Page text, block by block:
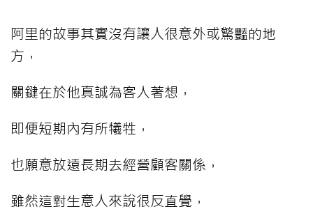
阿里的故事其實沒有讓人很意外或驚豔的地
方，
關鍵在於他真誠為客人著想，
即便短期內有所犧牲，
也願意放遠長期去經營顧客關係，
雖然這對生意人來說很反直覺，